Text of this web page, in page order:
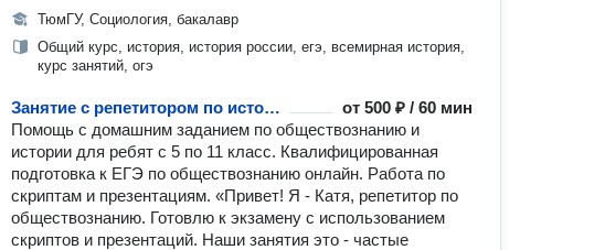
ТюмГУ, Социология, бакалавр
Общий курс, история, история россии, егэ, всемирная история,
курс занятий, огэ
Занятие с репетитором по истории от500 ₽ / 60 мин
Помощь с домашним заданием по обществознанию и
истории для ребят с 5 по 11 класс. Квалифицированная
подготовка к ЕГЭ по обществознанию онлайн. Работа по
скриптам и презентациям. «Привет! Я - Катя, репетитор по
обществознанию. Готовлю к экзамену с использованием
скриптов и презентаций. Наши занятия это - частые